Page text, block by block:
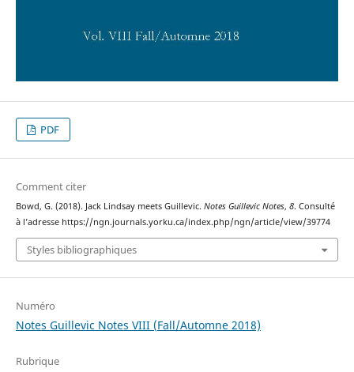
PDF
Comment citer
Bowd, G. (2018). Jack Lindsay meets Guillevic. Notes Guillevic Notes, 8. Consulté
à l’adresse https://ngn.journals.yorku.ca/index.php/ngn/article/view/39774
Styles bibliographiques
Numéro
Notes Guillevic Notes VIII (Fall/Automne 2018)
Rubrique